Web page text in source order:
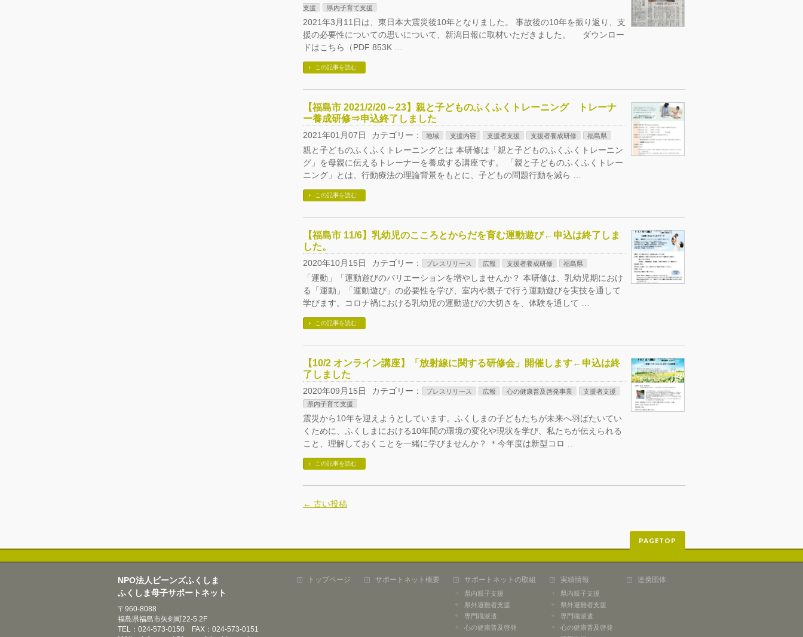
支援
県内子育て支援
2021年3月11日は、東日本大震災後10年となりました。 事故後の10年を振り返り、支
援の必要性についての思いについて、新潟日報に取材いただきました。 ダウンロー
ドはこちら（PDF 853K …
この記事を読む
【福島市 2021/2/20～23】親と子どものふくふくトレーニング トレーナ
ー養成研修⇒申込終了しました
2021年01月07日 カテゴリー： 地域 支援内容 支援者支援 支援者養成研修 福島県
親と子どものふくふくトレーニングとは 本研修は「親と子どものふくふくトレーニン
グ」を母親に伝えるトレーナーを養成する講座です。 「親と子どものふくふくトレー
ニング」とは、行動療法の理論背景をもとに、子どもの問題行動を減ら …
この記事を読む
【福島市 11/6】乳幼児のこころとからだを育む運動遊び←申込は終了しま
した。
2020年10月15日 カテゴリー： プレスリリース 広報 支援者養成研修 福島県
「運動」「運動遊びのバリエーションを増やしませんか？ 本研修は、乳幼児期におけ
る「運動」「運動遊び」の必要性を学び、室内や親子で行う運動遊びを実技を通して
学びます。コロナ禍における乳幼児の運動遊びの大切さを、体験を通して …
この記事を読む
【10/2 オンライン講座】「放射線に関する研修会」開催します←申込は終
了しました
2020年09月15日 カテゴリー： プレスリリース 広報 心の健康普及啓発事業
支援者支援
県内子育て支援
震災から10年を迎えようとしています。ふくしまの子どもたちが未来へ羽ばたいてい
くために、ふくしまにおける10年間の環境の変化や現状を学び、私たちが伝えられる
こと、理解しておくことを一緒に学びませんか？ ＊今年度は新型コロ …
この記事を読む
← 古い投稿
PAGETOP
NPO法人ビーンズふくしま
ふくしま母子サポートネット
〒960-8088
福島県福島市矢剣町22-5 2F
TEL：024-573-0150 FAX：024-573-0151
トップページ サポートネット概要 サポートネットの取組
県内親子支援
県外避難者支援
専門職派遣
心の健康普及啓発
実績情報
県内親子支援
県外避難者支援
専門職派遣
心の健康普及啓発
連携団体